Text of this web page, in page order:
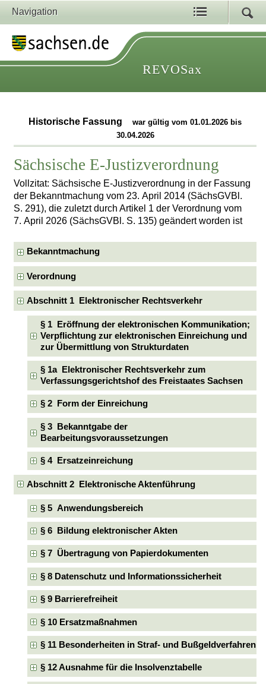
Navigation
REVOSax
Historische Fassung
war gültig vom 01.01.2026 bis
30.04.2026
Sächsische E-Justizverordnung
Vollzitat: Sächsische E-Justizverordnung in der Fassung
der Bekanntmachung vom 23. April 2014 (SächsGVBl.
S. 291), die zuletzt durch Artikel 1 der Verordnung vom
7. April 2026 (SächsGVBl. S. 135) geändert worden ist
Bekanntmachung
Verordnung
Abschnitt 1 Elektronischer Rechtsverkehr
§ 1 Eröffnung der elektronischen Kommunikation;
Verpflichtung zur elektronischen Einreichung und
zur Übermittlung von Strukturdaten
§ 1a Elektronischer Rechtsverkehr zum
Verfassungsgerichtshof des Freistaates Sachsen
§ 2 Form der Einreichung
§ 3 Bekanntgabe der
Bearbeitungsvoraussetzungen
§ 4 Ersatzeinreichung
Abschnitt 2 Elektronische Aktenführung
§ 5 Anwendungsbereich
§ 6 Bildung elektronischer Akten
§ 7 Übertragung von Papierdokumenten
§ 8 Datenschutz und Informationssicherheit
§ 9 Barrierefreiheit
§ 10 Ersatzmaßnahmen
§ 11 Besonderheiten in Straf- und Bußgeldverfahren
§ 12 Ausnahme für die Insolvenztabelle